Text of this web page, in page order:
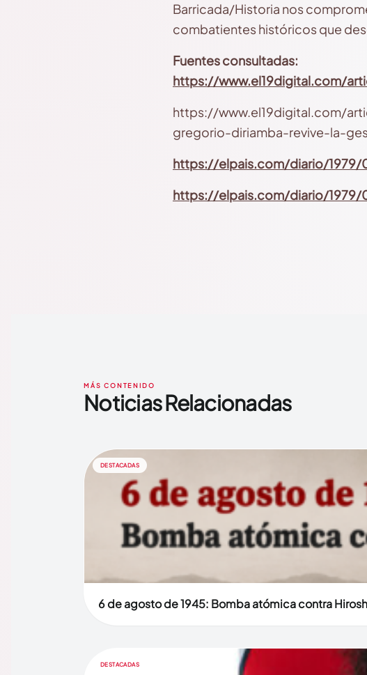
Barricada/Historia nos
combatientes históricos que
Fuentes consultadas:
https://www.el19digital.com/
https://www.el19digital.com/
gregorio-diriamba-revive-la-
https://elpais.com/diario/
https://elpais.com/diario/1979/
MÁS CONTENIDO
Noticias Relacionadas
DESTACADAS
6 de agosto de 1945: Bomba atómica contra
DESTACADAS